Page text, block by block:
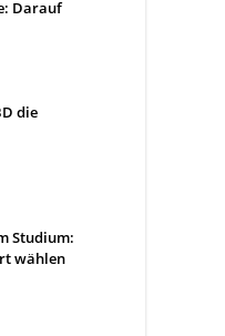
Darauf
die
Studium:
wählen